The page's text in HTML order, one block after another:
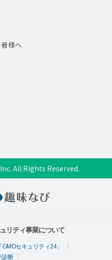
様へ
All Rights Reserved.